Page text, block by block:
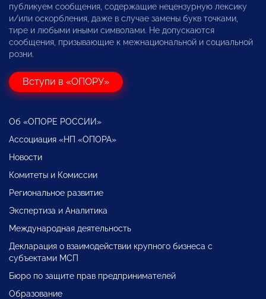
публикуем сообщения, содержащие нецензурную лексику
и/или оскорбления, даже в случае замены букв точками,
тире и любыми иными символами. Не допускаются
сообщения, призывающие к межнациональной и социальной
розни.
Вступи в «ОПОРУ»
Об «ОПОРЕ РОССИИ»
Ассоциация «НП «ОПОРА»
Новости
Комитеты и Комиссии
Региональное развитие
Экспертиза и Аналитика
Международная деятельность
Декларация о взаимодействии крупного бизнеса с
субъектами МСП
Бюро по защите прав предпринимателей
Образование